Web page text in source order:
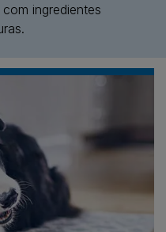
ingredientes